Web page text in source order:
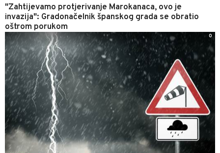
"Zahtijevamo protjerivanje Marokanaca, ovo je
invazija": Gradonačelnik španskog grada se obratio
oštrom porukom
0